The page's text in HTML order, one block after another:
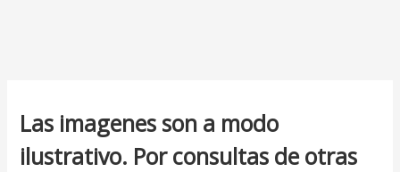
Las imagenes son a modo
ilustrativo. Por consultas de otras